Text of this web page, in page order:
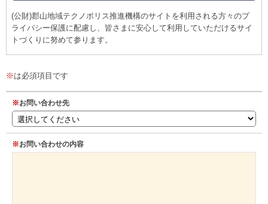
(公財)郡山地域テクノポリス推進機構のサイトを利用される方々のプ
ライバシー保護に配慮し、皆さまに安心して利用していただけるサイ
トづくりに努めて参ります。
(公財)郡山地域テクノポリス推進機構では、(公財)郡山地域テクノポリ
「当サイト」という）の運営に際し、当サイトをご利用いただく皆さ
まのプライバシー保護に配慮をしています。
当サイトでは、インターネットドメイン名、ＩＰアドレス、サイト
※ は必須項目です
※お問い合わせ先
※お問い合わせの内容